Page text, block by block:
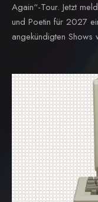
Again“-Tour. Jetzt
und Poetin für 2027
angekündigten Shows